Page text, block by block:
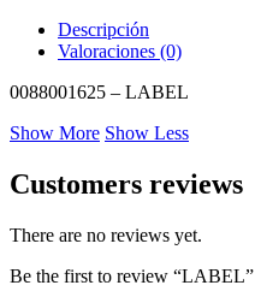
Descripción
Valoraciones (0)
0088001625 – LABEL
Show More Show Less
Customers reviews
There are no reviews yet.
Be the first to review “LABEL”